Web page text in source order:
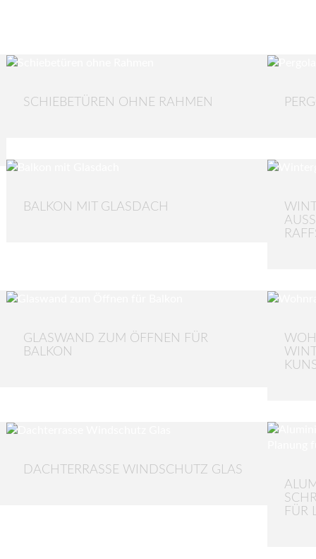
SCHIEBETÜREN OHNE RAHMEN
BALKON MIT GLASDACH
GLASWAND ZUM ÖFFNEN FÜR
BALKON
DACHTERRASSE WINDSCHUTZ GLAS
FÜR